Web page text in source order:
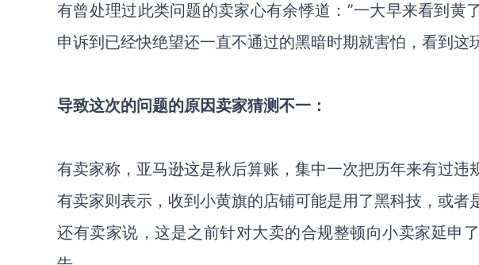
有曾处理过此类问题的卖家心有余悸道： ”一大早来看到黄
申诉到已经快绝望还一直不通过的黑暗时期就害怕，看到这
导致这次的问题的原因卖家猜测不一：
有卖家称，亚马逊这是秋后算账，集中一次把历年来有过违
有卖家则表示，收到小黄旗的店铺可能是用了黑科技，或者
还有卖家说，这是之前针对大卖的合规整顿向小卖家延申